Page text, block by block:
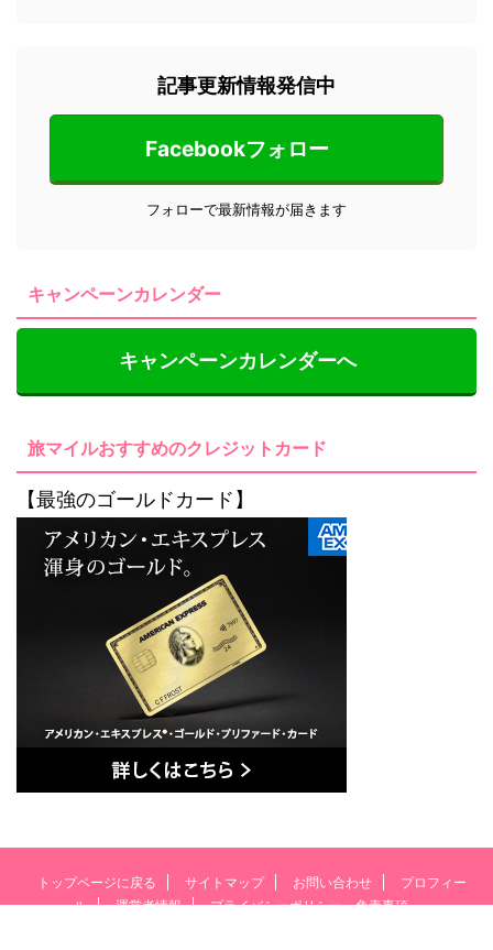
記事更新情報発信中
Facebookフォロー
フォローで最新情報が届きます
キャンペーンカレンダー
キャンペーンカレンダーへ
旅マイルおすすめのクレジットカード
【最強のゴールドカード】
トップページに戻る サイトマップ お問い合わせ
プロフィー
ル
運営者情報 プライバシーポリシー・免責事項